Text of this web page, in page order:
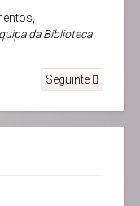
da Biblioteca
Seguinte